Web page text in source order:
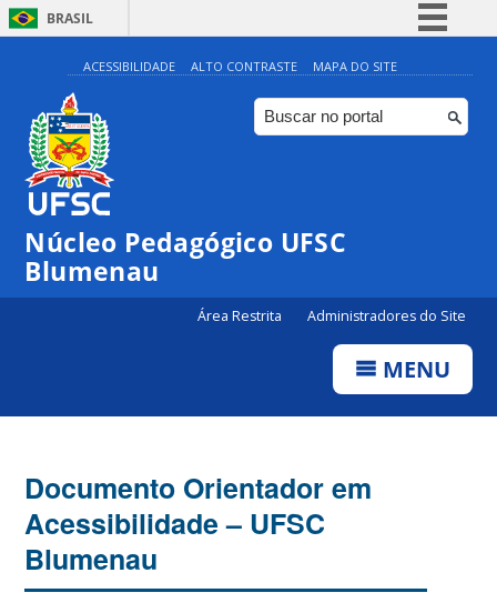
BRASIL
Simplifique!
Comunica BR
Participe
Canais
ACESSIBILIDADE ALTO CONTRASTE MAPA DO SITE
Núcleo Pedagógico UFSC
Blumenau
Área Restrita Administradores do Site
MENU
Documento Orientador em
Acessibilidade – UFSC
Blumenau